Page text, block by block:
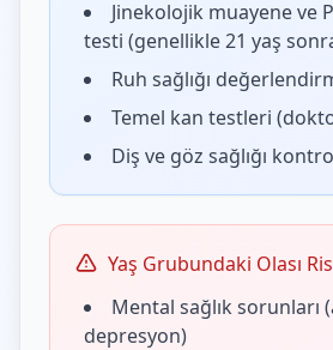
Jinekolojik muayene ve
testi (genellikle 21 yaş
Ruh sağlığı
Temel kan testleri
Diş ve göz sağlığı
Yaş Grubundaki Olası
Mental sağlık sorunları
depresyon)